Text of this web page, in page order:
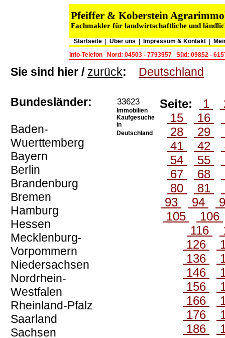
Pfeiffer & Koberstein
Fachmakler für landwirtschaftliche und
Startseite Über uns Impressum & Kontakt
Info-Telefon
Nord: 04503 - 7793957 Süd: 09852 -
Sie sind hier / zurück: Deutschland
Bundesländer:
Baden-
Wuerttemberg
Bayern
Berlin
Brandenburg
Bremen
Hamburg
Hessen
Mecklenburg-
Vorpommern
Niedersachsen
Nordrhein-
Westfalen
Rheinland-Pfalz
Saarland
Sachsen
33623
Immobilien
Kaufgesuche
in
Deutschland
Seite: 1
15
16
28
29
41
42
54
55
67
68
80
81
93
94
105
106
116
126
136
146
156
166
176
186